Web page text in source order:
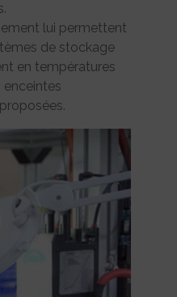
lui permettent
de stockage
en températures